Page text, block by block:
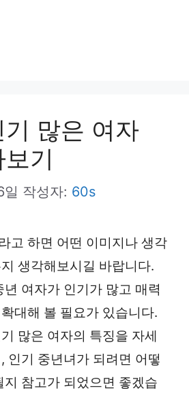
많은 여자
기
작성자: 60s
고 하면 어떤 이미지나 생각
생각해보시길 바랍니다.
여자가 인기가 많고 매력
대해 볼 필요가 있습니다.
많은 여자의 특징을 자세
인기 중년녀가 되려면 어떻
지 참고가 되었으면 좋겠습